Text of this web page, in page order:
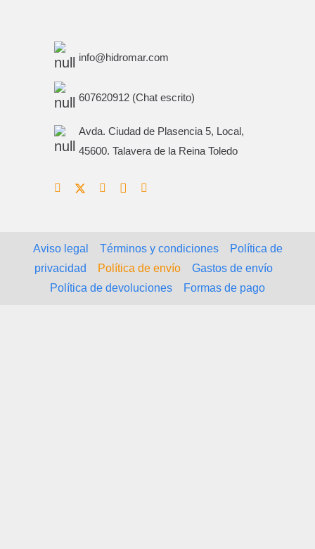
info@hidromar.com
607620912 (Chat escrito)
Avda. Ciudad de Plasencia 5, Local,
45600. Talavera de la Reina Toledo
Aviso legal Términos y condiciones
Política de
privacidad
Política de envío
Gastos de envío
Política de devoluciones
Formas de pago